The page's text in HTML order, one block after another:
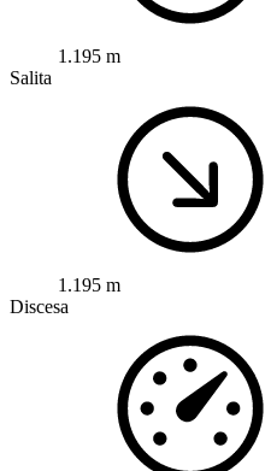
1.195 m
Salita
1.195 m
Discesa